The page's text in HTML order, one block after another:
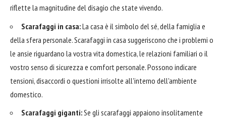
riflette la magnitudine del disagio che state vivendo.
Scarafaggi in casa:La casa è il simbolo del sé, della famiglia e
della sfera personale. Scarafaggi in casa suggeriscono che i problemi o
le ansie riguardano la vostra vita domestica, le relazioni familiari o il
vostro senso di sicurezza e comfort personale. Possono indicare
tensioni, disaccordi o questioni irrisolte all'interno dell'ambiente
domestico.
Scarafaggi giganti:Se gli scarafaggi appaiono insolitamente